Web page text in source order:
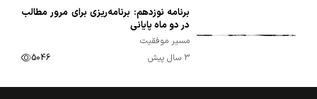
برنامه نوزدهم: برنامه‌ریزی برای مرور مطالب
در دو ماه پایانی
مسیر موفقیت
3 سال پیش
5046